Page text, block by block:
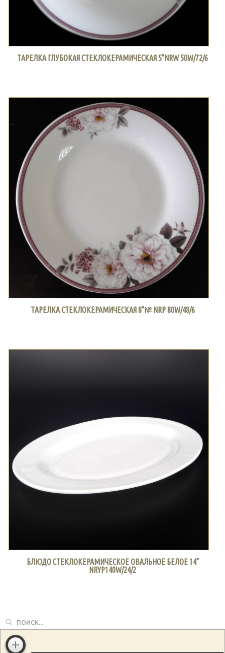
ТАРЕЛКА ГЛУБОКАЯ СТЕКЛОКЕРАМИЧЕСКАЯ 5"NRW 50W/72/6
ТАРЕЛКА СТЕКЛОКЕРАМИЧЕСКАЯ 8"№ NRP 80W/48/6
БЛЮДО СТЕКЛОКЕРАМИЧЕСКОЕ ОВАЛЬНОЕ БЕЛОЕ 14"
NRYP140W/24/2